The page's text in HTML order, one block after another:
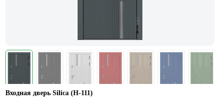
Входная дверь Silica (H-111)